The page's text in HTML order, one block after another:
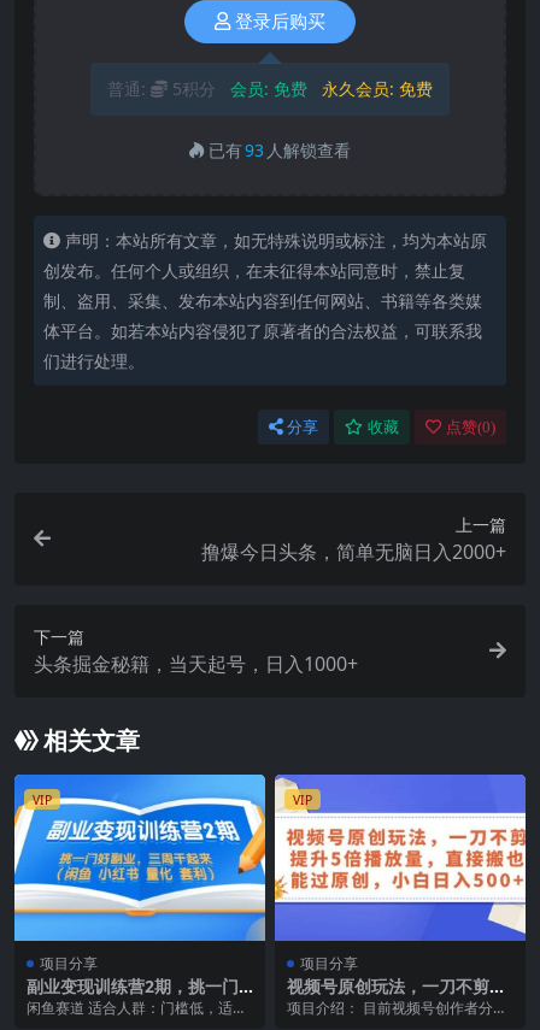
登录后购买
普通: 5积分 会员: 免费 永久会员: 免费
已有93 人解锁查看
声明：本站所有文章，如无特殊说明或标注，均为本站原
创发布。任何个人或组织，在未征得本站同意时，禁止复
制、盗用、采集、发布本站内容到任何网站、书籍等各类媒
体平台。如若本站内容侵犯了原著者的合法权益，可联系我
们进行处理。
分享 收藏 点赞(0)
上一篇
撸爆今日头条，简单无脑日入2000+
下一篇
头条掘金秘籍，当天起号，日入1000+
相关文章
VIP
项目分享
副业变现训练营2期，挑一门
好副业，三周干起来（闲鱼 小
闲鱼赛道 适合人群：门槛低，适合
VIP
项目分享
视频号原创玩法，一刀不剪提
升5倍播放量，直接搬也能过
项目介绍： 目前视频号创作者分成